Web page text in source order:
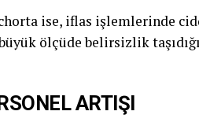
ise, iflas işlemlerinde
ölçüde belirsizlik
ARTIŞI